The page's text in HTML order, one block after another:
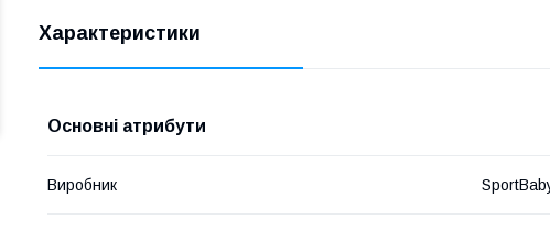
Характеристики
Основні атрибути
Виробник